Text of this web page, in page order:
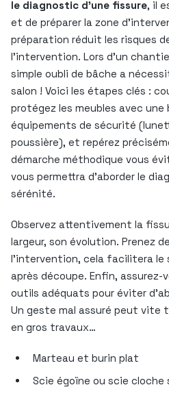
le diagnostic d’une fissure, il
et de préparer la zone
préparation réduit les risques
l’intervention. Lors d’un
simple oubli de bâche a
salon ! Voici les étapes clés :
protégez les meubles avec une
équipements de sécurité
poussière), et repérez
démarche méthodique vous
vous permettra d’aborder le
sérénité.
Observez attentivement la
largeur, son évolution. Prenez
l’intervention, cela facilitera le
après découpe. Enfin, assurez-
outils adéquats pour éviter
Un geste mal assuré peut vite
en gros travaux…
Marteau et burin plat
Scie égoïne ou scie cloche